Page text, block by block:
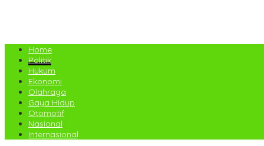
Home
Politik
Hukum
Ekonomi
Olahraga
Gaya Hidup
Otomotif
Nasional
Internasional